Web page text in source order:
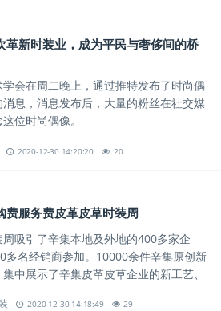
革新时装业，成为平民与奢侈间的桥
会在周二晚上，通过推特发布了时尚偶
息，消息发布后，大量的粉丝在社交媒
位时尚偶像。
2020-12-30 14:20:20 20
费服务费皮革皮草时装周
吸引了辛集本地及外地的400多家企
多名经销商参加。10000余件辛集原创新
中展示了辛集皮革皮草企业的新工艺、
2020-12-30 14:18:49 29